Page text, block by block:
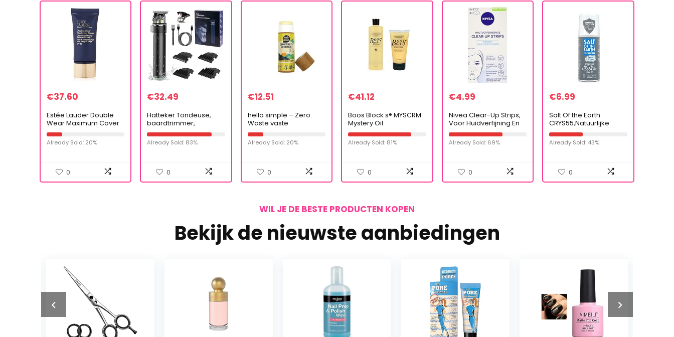
€37.60
Estée Lauder Double
Wear Maximum Cover
– 1N1 Ivory Nude, 30 ml
Already Sold: 20%
0
€32.49
Hatteker Tondeuse,
baardtrimmer,
haartrimmer Electric
Pro Li T-lemmetsnijder
voor mannen, accu-
Already Sold: 83%
0
€12.51
hello simple – Zero
Waste vaste
zonnecrème Sunstick –
veganistisch plasticvrij
– minerale UVA + UVB
Already Sold: 20%
0
€41.12
Boos Block s® MYSCRM
Mystery Oil
verzorgingsolie en
Board Cream
verzorgingscrème van
Already Sold: 81%
0
€4.99
Nivea Clear-Up Strips,
Voor Huidverfijning En
Mee-Eters, 1X4
Neusstrips En 2 X 2
Voorhoofd-/Kinstrips
Already Sold: 69%
0
€6.99
Salt Of the Earth
CRYS55,Natuurlijke
Deodorant roller voor
Mannen door Salt of the
Earth, Pure Armour
Already Sold: 43%
0
WIL JE DE BESTE PRODUCTEN KOPEN
Bekijk de nieuwste aanbiedingen